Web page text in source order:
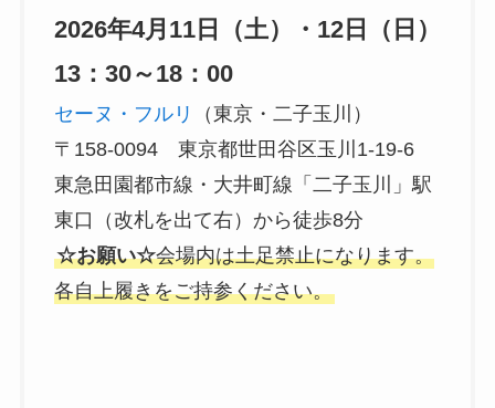
2026年4月11日（土）・12日（日）
13：30～18：00
セーヌ・フルリ
（東京・二子玉川）
〒158-0094 東京都世田谷区玉川1-19-6
東急田園都市線・大井町線「二子玉川」駅
東口（改札を出て右）から徒歩8分
☆お願い☆会場内は土足禁止になります。
各自上履きをご持参ください。